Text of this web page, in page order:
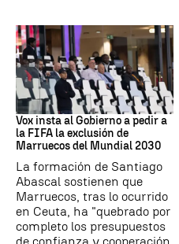
Mundial 2030
Vox insta al Gobierno a pedir a
la FIFA la exclusión de
Marruecos del Mundial 2030
La formación de Santiago
Abascal sostienen que
Marruecos, tras lo ocurrido
en Ceuta, ha "quebrado por
completo los presupuestos